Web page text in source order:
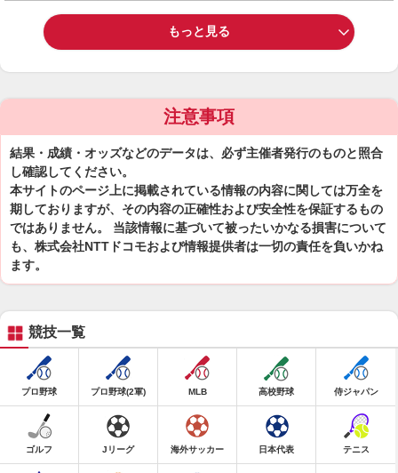
もっと見る
注意事項
結果・成績・オッズなどのデータは、必ず主催者発行のものと照合
し確認してください。
本サイトのページ上に掲載されている情報の内容に関しては万全を
期しておりますが、その内容の正確性および安全性を保証するもの
ではありません。 当該情報に基づいて被ったいかなる損害について
も、株式会社NTTドコモおよび情報提供者は一切の責任を負いかね
ます。
競技一覧
プロ野球 プロ野球(2軍) MLB 高校野球 侍ジャパン
ゴルフ Jリーグ 海外サッカー 日本代表 テニス